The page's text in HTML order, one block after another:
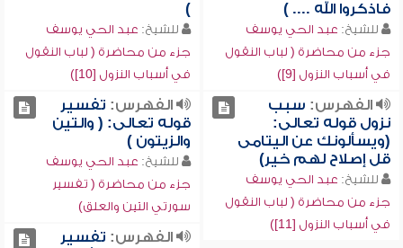
فاذكروا الله .... )
للشيخ: عبد الحي يوسف
جزء من محاضرة ( لباب النقول
في أسباب النزول [9])
)
للشيخ: عبد الحي يوسف
جزء من محاضرة ( لباب النقول
في أسباب النزول [10])
الفهرس: سبب
نزول قوله تعالى:
(ويسألونك عن اليتامى
قل إصلاح لهم خير)
للشيخ: عبد الحي يوسف
جزء من محاضرة ( لباب النقول
في أسباب النزول [11])
الفهرس: تفسير
قوله تعالى: ( والتين
والزيتون )
للشيخ: عبد الحي يوسف
جزء من محاضرة ( تفسير
سورتي التين والعلق)
الفهرس: تفسير